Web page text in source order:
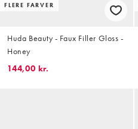
FLERE FARVER
Huda Beauty - Faux Filler Gloss -
Honey
144,00 kr.